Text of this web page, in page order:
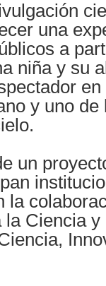
una
a
niña y su
y uno de
un
la
Ciencia y